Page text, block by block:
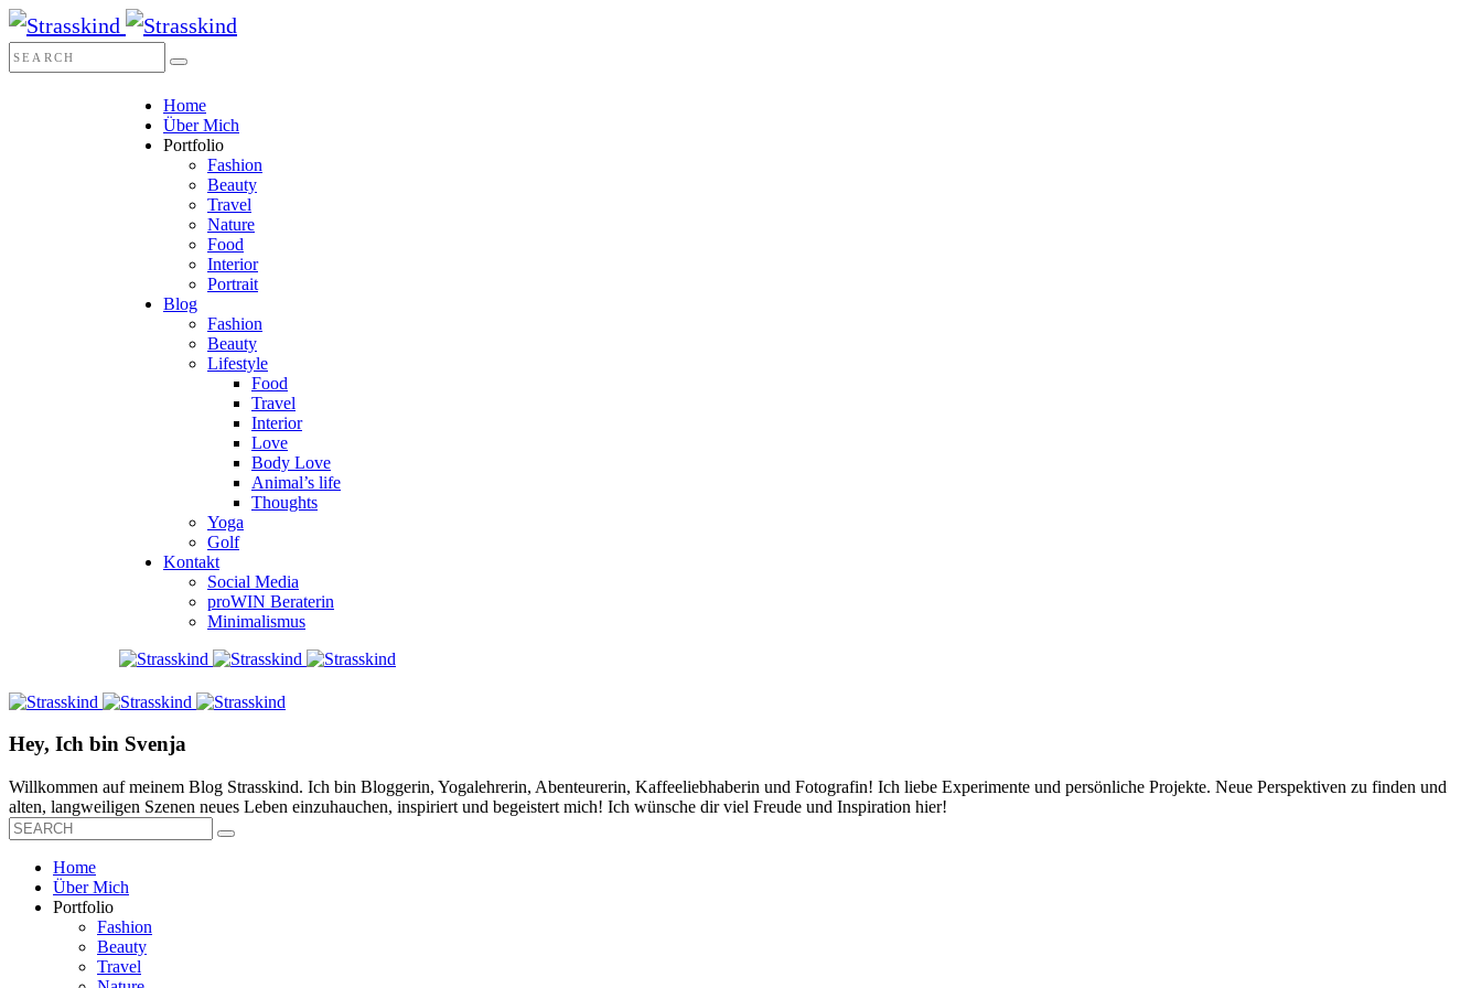
Home
Über Mich
Portfolio
Fashion
Beauty
Travel
Nature
Food
Interior
Portrait
Blog
Fashion
Beauty
Lifestyle
Food
Travel
Interior
Love
Body Love
Animal’s life
Thoughts
Yoga
Golf
Kontakt
Social Media
proWIN Beraterin
Minimalismus
Hey, Ich bin Svenja
Willkommen auf meinem Blog Strasskind. Ich bin Bloggerin, Yogalehrerin, Abenteurerin, Kaffeeliebhaberin und Fotografin! Ich liebe Experimente und persönliche Projekte. Neue Perspektiven zu finden und
alten, langweiligen Szenen neues Leben einzuhauchen, inspiriert und begeistert mich! Ich wünsche dir viel Freude und Inspiration hier!
Home
Über Mich
Portfolio
Fashion
Beauty
Travel